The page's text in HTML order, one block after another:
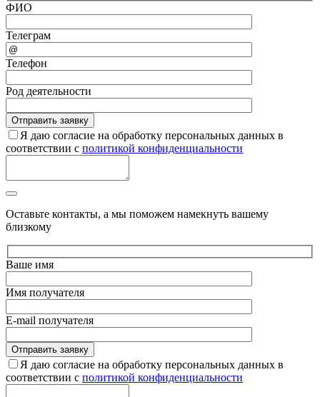
ФИО
Телеграм
Телефон
Род деятельности
Я даю согласие на обработку персональных данных в
соответствии с политикой конфиденциальности
Оставьте контакты, а мы поможем намекнуть вашему
близкому
Ваше имя
Имя получателя
E-mail получателя
Я даю согласие на обработку персональных данных в
соответствии с политикой конфиденциальности